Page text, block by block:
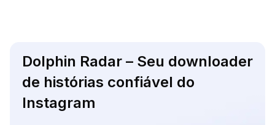
Dolphin Radar – Seu downloader
de histórias confiável do
Instagram